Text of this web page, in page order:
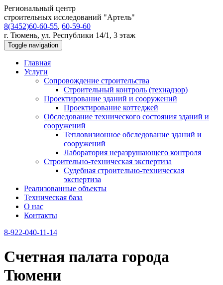
Региональный центр
строительных исследований "Артель"
8(3452)60-60-55, 60-59-60
г. Тюмень, ул. Республики 14/1, 3 этаж
Toggle navigation
Главная
Услуги
Сопровождение строительства
Строительный контроль (технадзор)
Проектирование зданий и сооружений
Проектирование коттеджей
Обследование технического состояния зданий и
сооружений
Тепловизионное обследование зданий и
сооружений
Лаборатория неразрушающего контроля
Строительно-техническая экспертиза
Судебная строительно-техническая
экспертиза
Реализованные объекты
Техническая база
О нас
Контакты
8-922-040-11-14
Счетная палата города
Тюмени